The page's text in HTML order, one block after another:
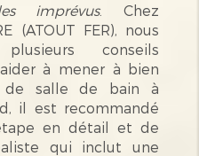
imprévus. Chez
(ATOUT FER), nous
conseils
à mener à bien
de salle de bain à
il est recommandé
en détail et de
qui inclut une